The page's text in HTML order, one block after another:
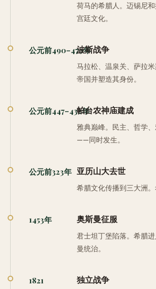
荷马的希腊人。迈锡尼和
宫廷文化。
公元前490–479年波斯战争
马拉松、温泉关、萨拉米
帝国并塑造其身份。
公元前447–432年帕台农神庙建成
雅典巅峰。民主、哲学、
——同时发生。
公元前323年 亚历山大去世
希腊文化传播到三大洲。
1453年 奥斯曼征服
君士坦丁堡陷落。希腊进
曼统治。
1821 独立战争